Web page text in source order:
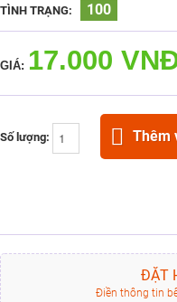
TÌNH TRẠNG:
100
GIÁ: 17.000
Số lượng: Thêm
ĐẶT
Điền thông tin